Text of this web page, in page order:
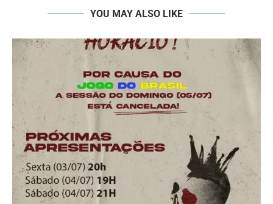
YOU MAY ALSO LIKE